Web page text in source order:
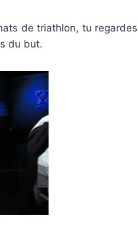
de triathlon, tu regardes
du but.